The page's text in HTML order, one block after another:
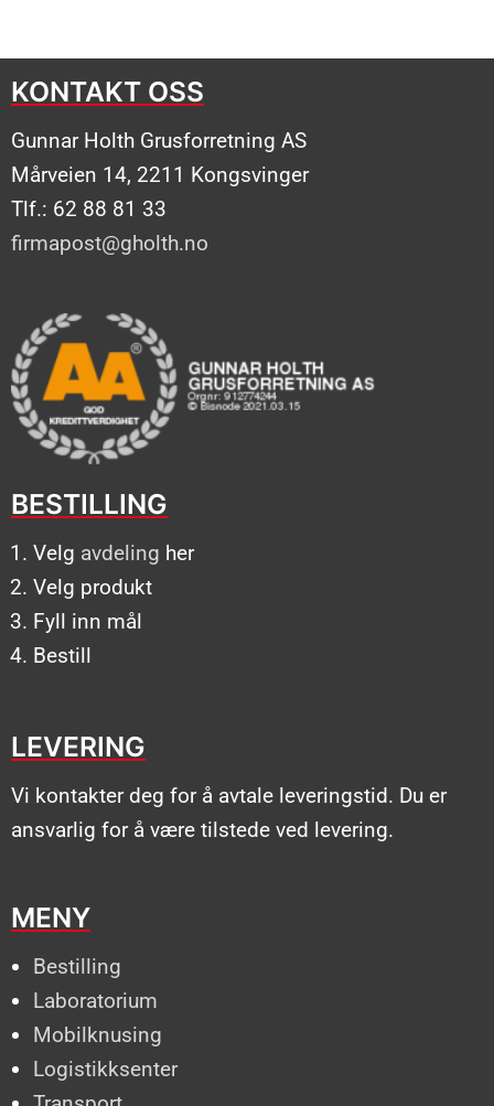
KONTAKT OSS
Gunnar Holth Grusforretning AS
Mårveien 14, 2211 Kongsvinger
Tlf.: 62 88 81 33
firmapost@gholth.no
BESTILLING
Velg avdeling her
Velg produkt
Fyll inn mål
Bestill
LEVERING
Vi kontakter deg for å avtale leveringstid. Du er
ansvarlig for å være tilstede ved levering.
MENY
Bestilling
Laboratorium
Mobilknusing
Logistikksenter